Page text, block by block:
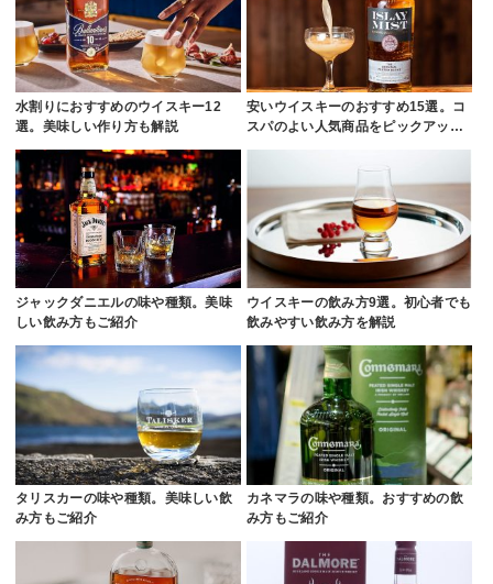
水割りにおすすめのウイスキー12
選。美味しい作り方も解説
安いウイスキーのおすすめ15選。コ
スパのよい人気商品をピックアッ…
ジャックダニエルの味や種類。美味
しい飲み方もご紹介
ウイスキーの飲み方9選。初心者でも
飲みやすい飲み方を解説
タリスカーの味や種類。美味しい飲
み方もご紹介
カネマラの味や種類。おすすめの飲
み方もご紹介